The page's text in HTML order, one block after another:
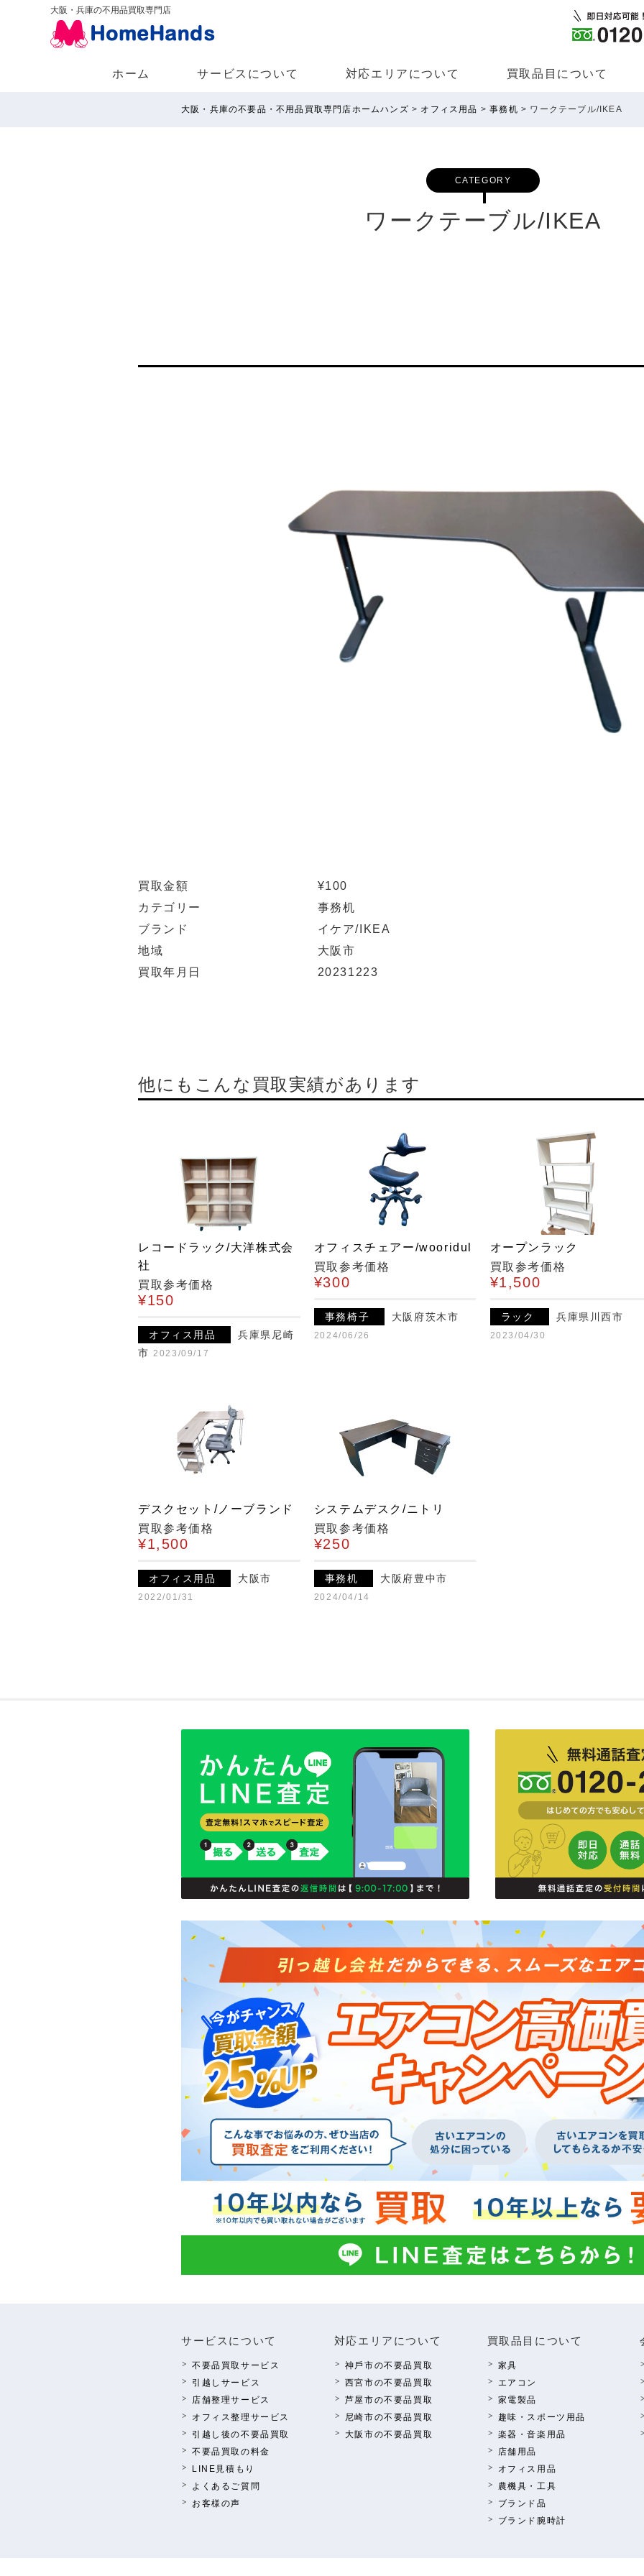
大阪・兵庫の不用品買取専門店
ホーム サービスについて 対応エリアについて 買取品⽬について
大阪・兵庫の不要品・不用品買取専門店ホームハンズ > オフィス用品 >事務机 > ワークテーブル/IKEA
CATEGORY
ワークテーブル/IKEA
買取金額
¥100
カテゴリー
事務机
ブランド
イケア/IKEA
地域
大阪市
買取年月日
20231223
他にもこんな買取実績があります
レコードラック/大洋株式会
社
買取参考価格
¥150
オフィス用品
兵庫県尼崎
市 2023/09/17
オフィスチェアー/wooridul
買取参考価格
¥300
事務椅子 大阪府茨木市
2024/06/26
オープンラック
買取参考価格
¥1,500
ラック 兵庫県川西市
2023/04/30
デスクセット/ノーブランド
買取参考価格
¥1,500
オフィス用品 大阪市
2022/01/31
システムデスク/ニトリ
買取参考価格
¥250
事務机 大阪府豊中市
2024/04/14
サービスについて
不要品買取サービス
引越しサービス
店舗整理サービス
オフィス整理サービス
引越し後の不要品買取
不要品買取の料⾦
LINE⾒積もり
よくあるご質問
お客様の声
対応エリアについて
神⼾市の不要品買取
西宮市の不要品買取
芦屋市の不要品買取
尼崎市の不要品買取
⼤阪市の不要品買取
買取品⽬について
家具
エアコン
家電製品
趣味・スポーツ⽤品
楽器・⾳楽⽤品
店舗⽤品
オフィス⽤品
農機具・⼯具
ブランド品
ブランド腕時計